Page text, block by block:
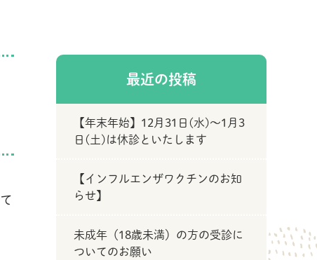
最近の投稿
【年末年始】12月31日(水)～1月3
日(土)は休診といたします
【インフルエンザワクチンのお知
らせ】
未成年（18歳未満）の方の受診に
ついてのお願い